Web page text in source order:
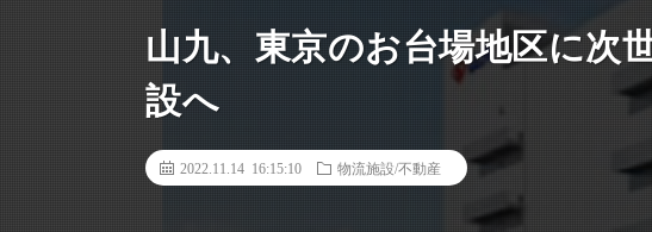
山九、東京のお台場地区に次
設へ
2022.11.14 16:15:10 物流施設/不動産